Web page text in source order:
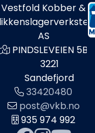
Vestfold Kobber &
AS
PINDSLEVEIEN 5B
3221
Sandefjord
33420480
post@vkb.no
935 974 992